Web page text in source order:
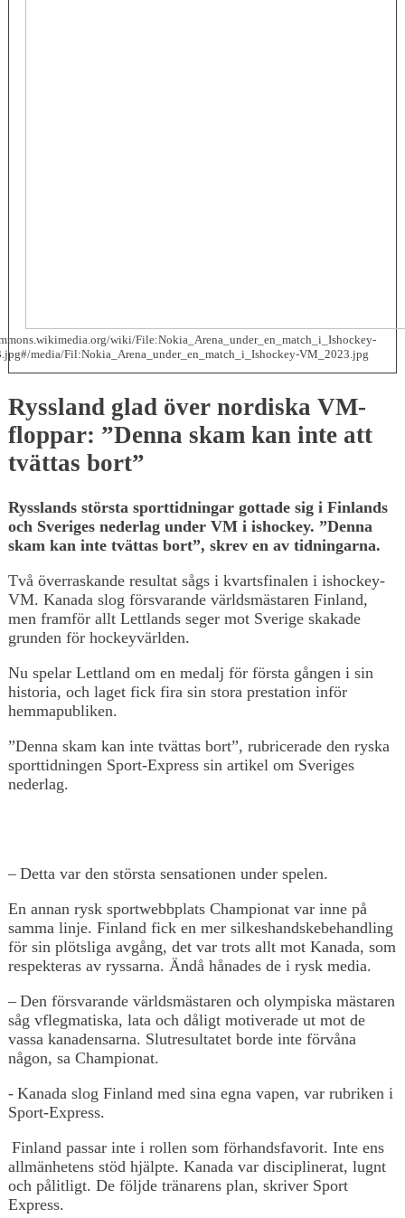
wiki/File:Nokia_Arena_under_en_match_i_Ishockey-
media/Fil:Nokia_Arena_under_en_match_i_Ishockey-VM_2023.jpg
Ryssland glad över nordiska VM-
floppar: ”Denna skam kan inte att
tvättas bort”
Rysslands största sporttidningar gottade sig i Finlands
och Sveriges nederlag under VM i ishockey. ”Denna
skam kan inte tvättas bort”, skrev en av tidningarna.
Två överraskande resultat sågs i kvartsfinalen i ishockey-
VM. Kanada slog försvarande världsmästaren Finland,
men framför allt Lettlands seger mot Sverige skakade
grunden för hockeyvärlden.
Nu spelar Lettland om en medalj för första gången i sin
historia, och laget fick fira sin stora prestation inför
hemmapubliken.
”Denna skam kan inte tvättas bort”, rubricerade den ryska
sporttidningen Sport-Express sin artikel om Sveriges
nederlag.
– Detta var den största sensationen under spelen.
En annan rysk sportwebbplats Championat var inne på
samma linje. Finland fick en mer silkeshandskebehandling
för sin plötsliga avgång, det var trots allt mot Kanada, som
respekteras av ryssarna. Ändå hånades de i rysk media.
– Den försvarande världsmästaren och olympiska mästaren
såg vflegmatiska, lata och dåligt motiverade ut mot de
vassa kanadensarna. Slutresultatet borde inte förvåna
någon, sa Championat.
- Kanada slog Finland med sina egna vapen, var rubriken i
Sport-Express.
Finland passar inte i rollen som förhandsfavorit. Inte ens
allmänhetens stöd hjälpte. Kanada var disciplinerat, lugnt
och pålitligt. De följde tränarens plan, skriver Sport
Express.